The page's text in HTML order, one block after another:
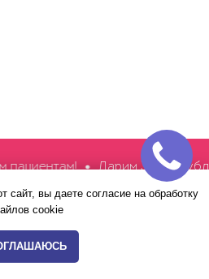
Дарим 3 000 рублей
сайт, вы даете согласие на обработку
cookie
рядом!